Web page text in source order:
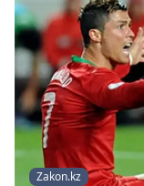
Zakon.kz